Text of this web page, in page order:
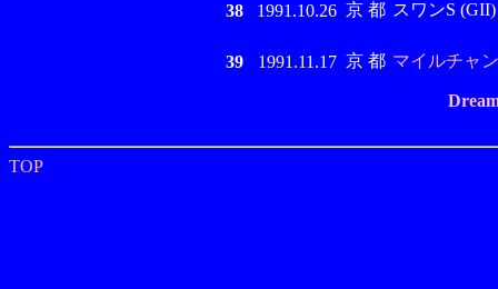
38 1991.10.26 京 都 スワンS (GII)
39 1991.11.17 京 都 マイルチャ
TOP